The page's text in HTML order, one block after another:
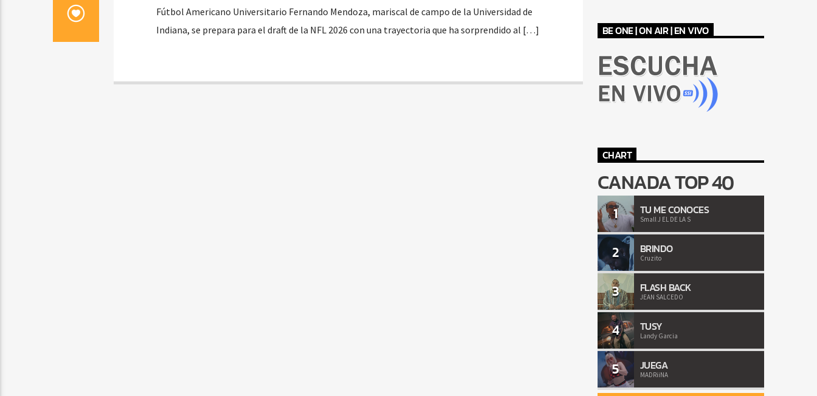
Fútbol Americano Universitario Fernando Mendoza, mariscal de campo de la Universidad de
Indiana, se prepara para el draft de la NFL 2026 con una trayectoria que ha sorprendido al […]
BE ONE | ON AIR | EN VIVO
CHART
CANADA TOP 40
1 TU ME CONOCES
Small J EL DE LA S
2 BRINDO
Cruzito
3 FLASH BACK
JEAN SALCEDO
4 TUSY
Landy Garcia
5 JUEGA
MADRiiNA